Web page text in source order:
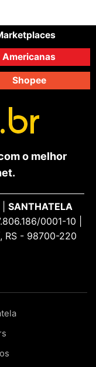
Americanas
Shopee
o melhor
SANTHATELA
0001-10 |
RS - 98700-220